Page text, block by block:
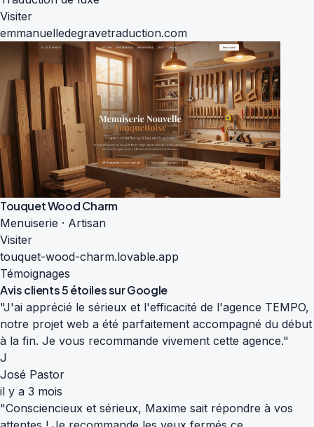
Visiter
emmanuelledegravetraduction.com
Touquet Wood Charm
Menuiserie · Artisan
Visiter
touquet-wood-charm.lovable.app
Témoignages
Avis clients5 étoiles sur Google
"J'ai apprécié le sérieux et l'efficacité de l'agence TEMPO,
notre projet web a été parfaitement accompagné du début
à la fin. Je vous recommande vivement cette agence."
J
José Pastor
il y a 3 mois
"Consciencieux et sérieux, Maxime sait répondre à vos